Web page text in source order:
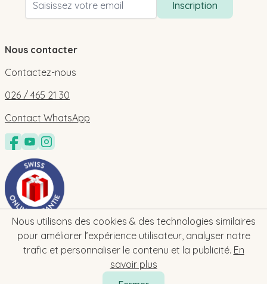
Nous utilisons des cookies & des technologies similaires
pour améliorer l’expérience utilisateur, analyser notre
trafic et personnaliser le contenu et la publicité. En
savoir plus
Inscription
Nous contacter
Contactez-nous
026 / 465 21 30
Contact WhatsApp